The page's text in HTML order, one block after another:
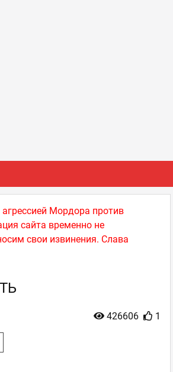
агрессией Мордора против
сайта временно не
свои извинения. Слава
426606 1